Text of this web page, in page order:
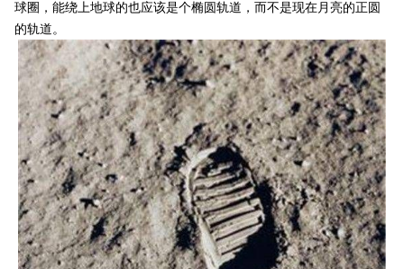
球圈，能绕上地球的也应该是个椭圆轨道，而不是现在月亮的正圆
的轨道。